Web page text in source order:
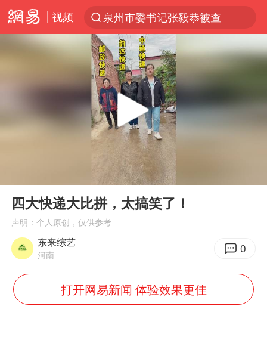
视频
泉州市委书记张毅恭被查
沙特土耳其巴基斯坦签署共同防务协议
全球首个长时储能一体化产业园量产
U17国足点球大战淘汰河床晋级决赛
胜宏科技：股票交易异常波动
胡彦斌获《歌手2026》歌王
Play
四大快递大比拼，太搞笑了！
声明：个人原创，仅供参考
东来综艺
河南 0
打开网易新闻 体验效果更佳